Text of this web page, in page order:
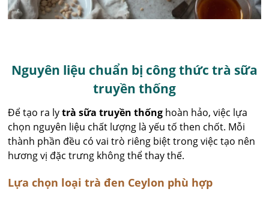
Nguyên liệu chuẩn bị công thức trà sữa
truyền thống
Để tạo ra lytrà sữa truyền thống hoàn hảo, việc lựa
chọn nguyên liệu chất lượng là yếu tố then chốt. Mỗi
thành phần đều có vai trò riêng biệt trong việc tạo nên
hương vị đặc trưng không thể thay thế.
Lựa chọn loại trà đen Ceylon phù hợp